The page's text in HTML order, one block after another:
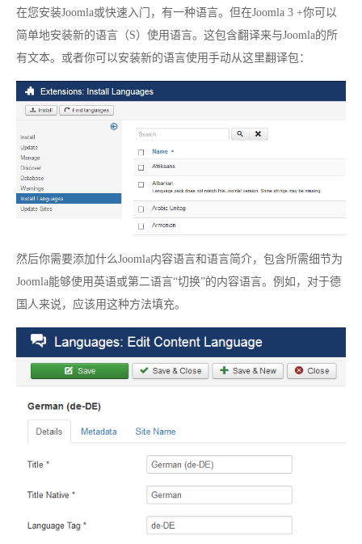
在您安装Joomla或快速入门，有一种语言。但在Joomla 3 +你可以
简单地安装新的语言（S）使用语言。这包含翻译来与Joomla的所
有文本。或者你可以安装新的语言使用手动从这里翻译包：
然后你需要添加什么Joomla内容语言和语言简介，包含所需细节为
Joomla能够使用英语或第二语言“切换”的内容语言。例如，对于德
国人来说，应该用这种方法填充。